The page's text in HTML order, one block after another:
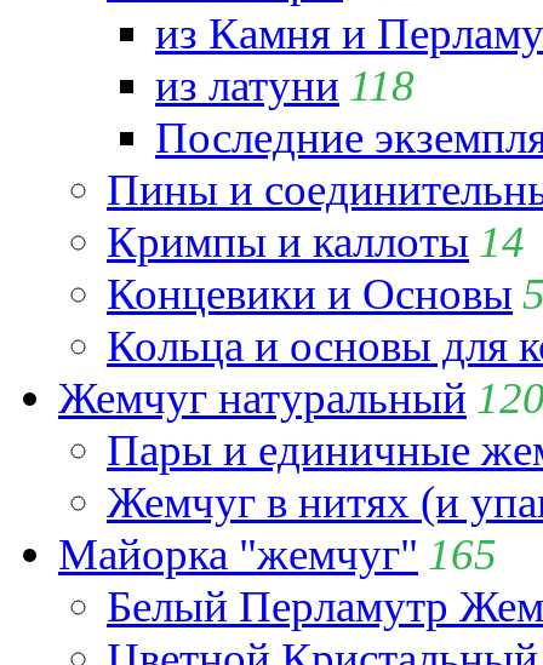
из Камня и
из латуни 118
Последние
Пины и
Кримпы и каллоты 14
Концевики и Основы
Кольца и основы для
Жемчуг натуральный
Пары и единичные
Жемчуг в нитях (и
Майорка "жемчуг" 165
Белый Перламутр